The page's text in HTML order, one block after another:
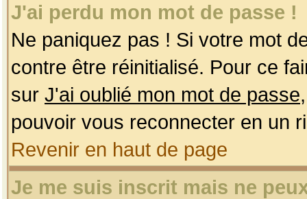
J'ai perdu mon mot de passe !
Ne paniquez pas ! Si votre mot
contre être réinitialisé. Pour ce
sur J'ai oublié mon mot de passe
pouvoir vous reconnecter en un
Revenir en haut de page
Je me suis inscrit mais ne